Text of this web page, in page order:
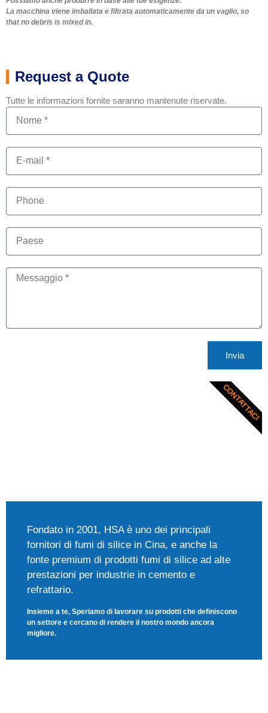
La macchina viene imballata e filtrata automaticamente da un vaglio, so
that no debris is mixed in.
Request a Quote
Tutte le informazioni fornite saranno mantenute riservate.
Invia
Fondato in 2001, HSA è uno dei principali
fornitori di fumi di silice in Cina, e anche la
fonte premium di prodotti fumi di silice ad alte
prestazioni per industrie in cemento e
refrattario.
Insieme a te, Speriamo di lavorare su prodotti che definiscono
un settore e cercano di rendere il nostro mondo ancora
migliore.
CONTATTACI